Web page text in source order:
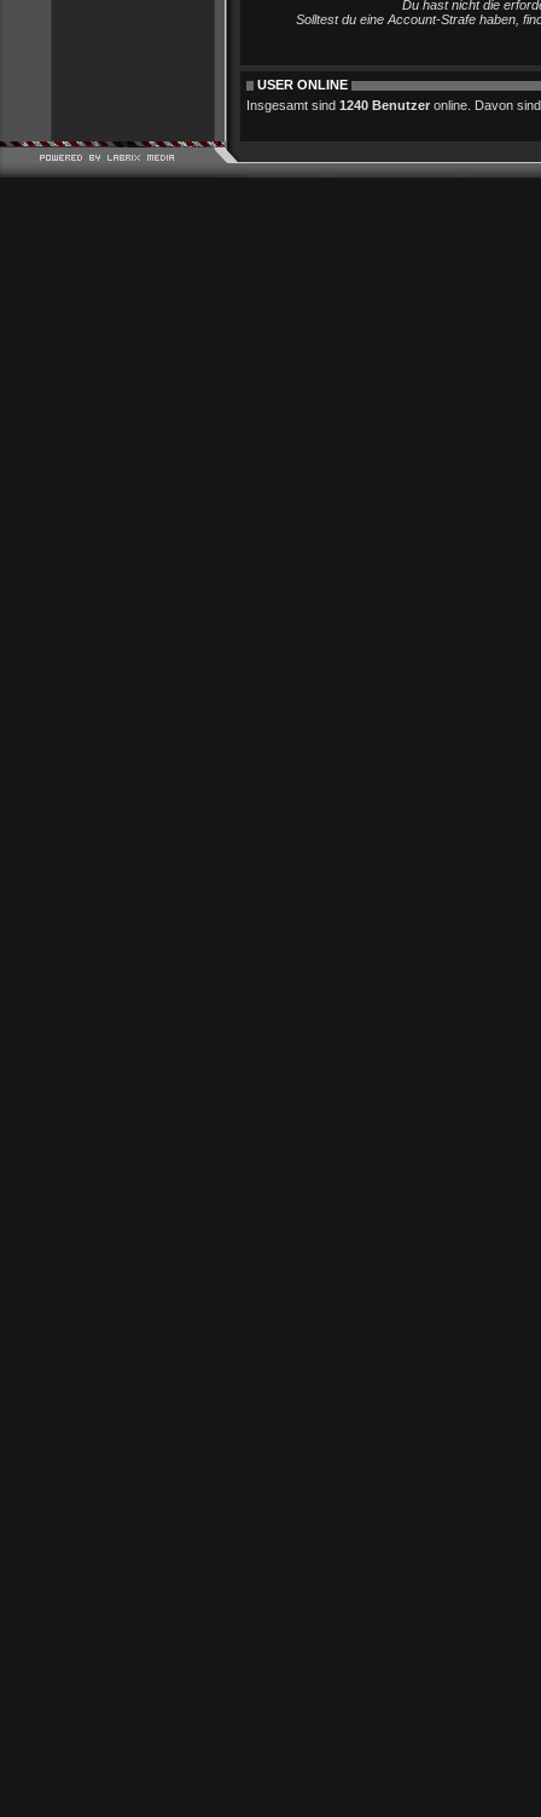
Du hast nicht die
Solltest du eine Account-Strafe haben,
USER ONLINE
Insgesamt sind 1240 Benutzer online. Davon